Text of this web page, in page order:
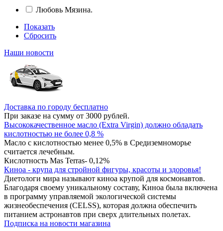
Любовь Мязина.
Показать
Сбросить
Наши новости
Доставка по городу бесплатно
При заказе на сумму от 3000 рублей.
Высококачественное масло (Extra Virgin) должно обладать
кислотностью не более 0,8 %
Масло с кислотностью менее 0,5% в Средиземноморье
считается лечебным.
Кислотность Mas Terras- 0,12%
Киноа - крупа для стройной фигуры, красоты и здоровья!
Диетологи мира называют киноа крупой для космонавтов.
Благодаря своему уникальному составу, Киноа была включена
в программу управляемой экологической системы
жизнеобеспечения (CELSS), которая должна обеспечить
питанием астронавтов при сверх длительных полетах.
Подписка на новости магазина